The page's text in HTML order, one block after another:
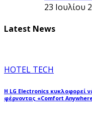
23 Ιουλίου
Latest News
HOTEL TECH
Η LG Electronics κυκλοφορεί
φέρνοντας «Comfort